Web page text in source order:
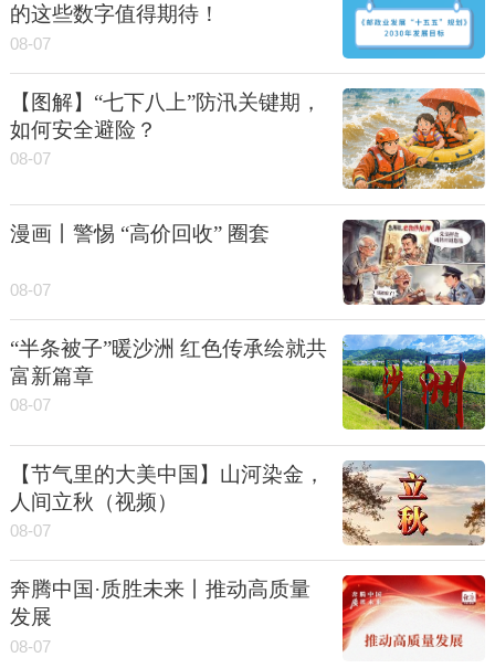
的这些数字值得期待！
08-07
【图解】“七下八上”防汛关键期，
如何安全避险？
08-07
漫画丨警惕 “高价回收” 圈套
08-07
“半条被子”暖沙洲 红色传承绘就共
富新篇章
08-07
【节气里的大美中国】山河染金，
人间立秋（视频）
08-07
奔腾中国·质胜未来丨推动高质量
发展
08-07